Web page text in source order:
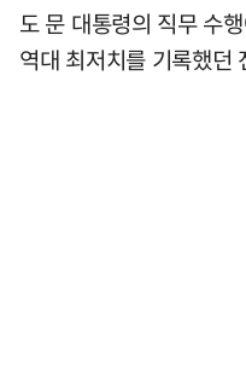
도 문 대통령의 직무 수
역대 최저치를 기록했던